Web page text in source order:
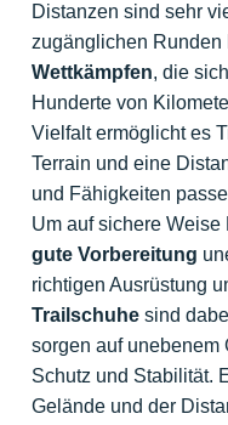
Distanzen sind sehr
zugänglichen Runden
Wettkämpfen, die
Hunderte von
Vielfalt ermöglicht es
Terrain und eine
und Fähigkeiten
Um auf sichere
gute Vorbereitung
richtigen Ausrüstung
Trailschuhe sind
sorgen auf unebenem
Schutz und Stabilität.
Gelände und der